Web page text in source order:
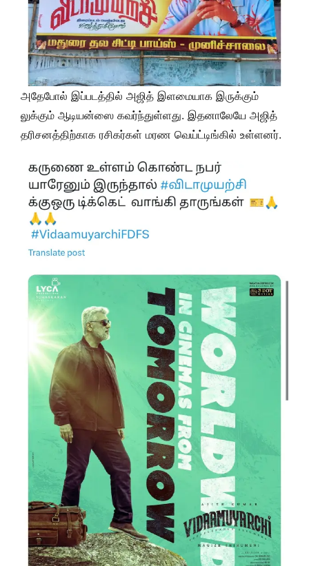
அதேபோல் இப்படத்தில் அஜித் இளமையாக இருக்கும்
லுக்கும் ஆடியன்ஸை கவர்ந்துள்ளது. இதனாலேயே அஜித்
தரிசனத்திற்காக ரசிகர்கள் மரண வெய்ட்டிங்கில் உள்ளனர்.